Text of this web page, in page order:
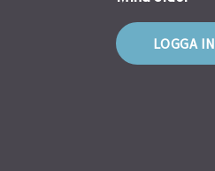
LOGGA IN